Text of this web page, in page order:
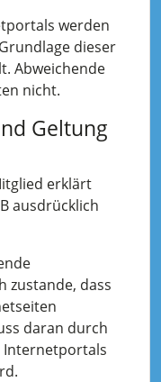
werden
dieser
Abweichende
nicht.
Geltung
erklärt
ausdrücklich
zustande, dass
daran durch
Internetportals